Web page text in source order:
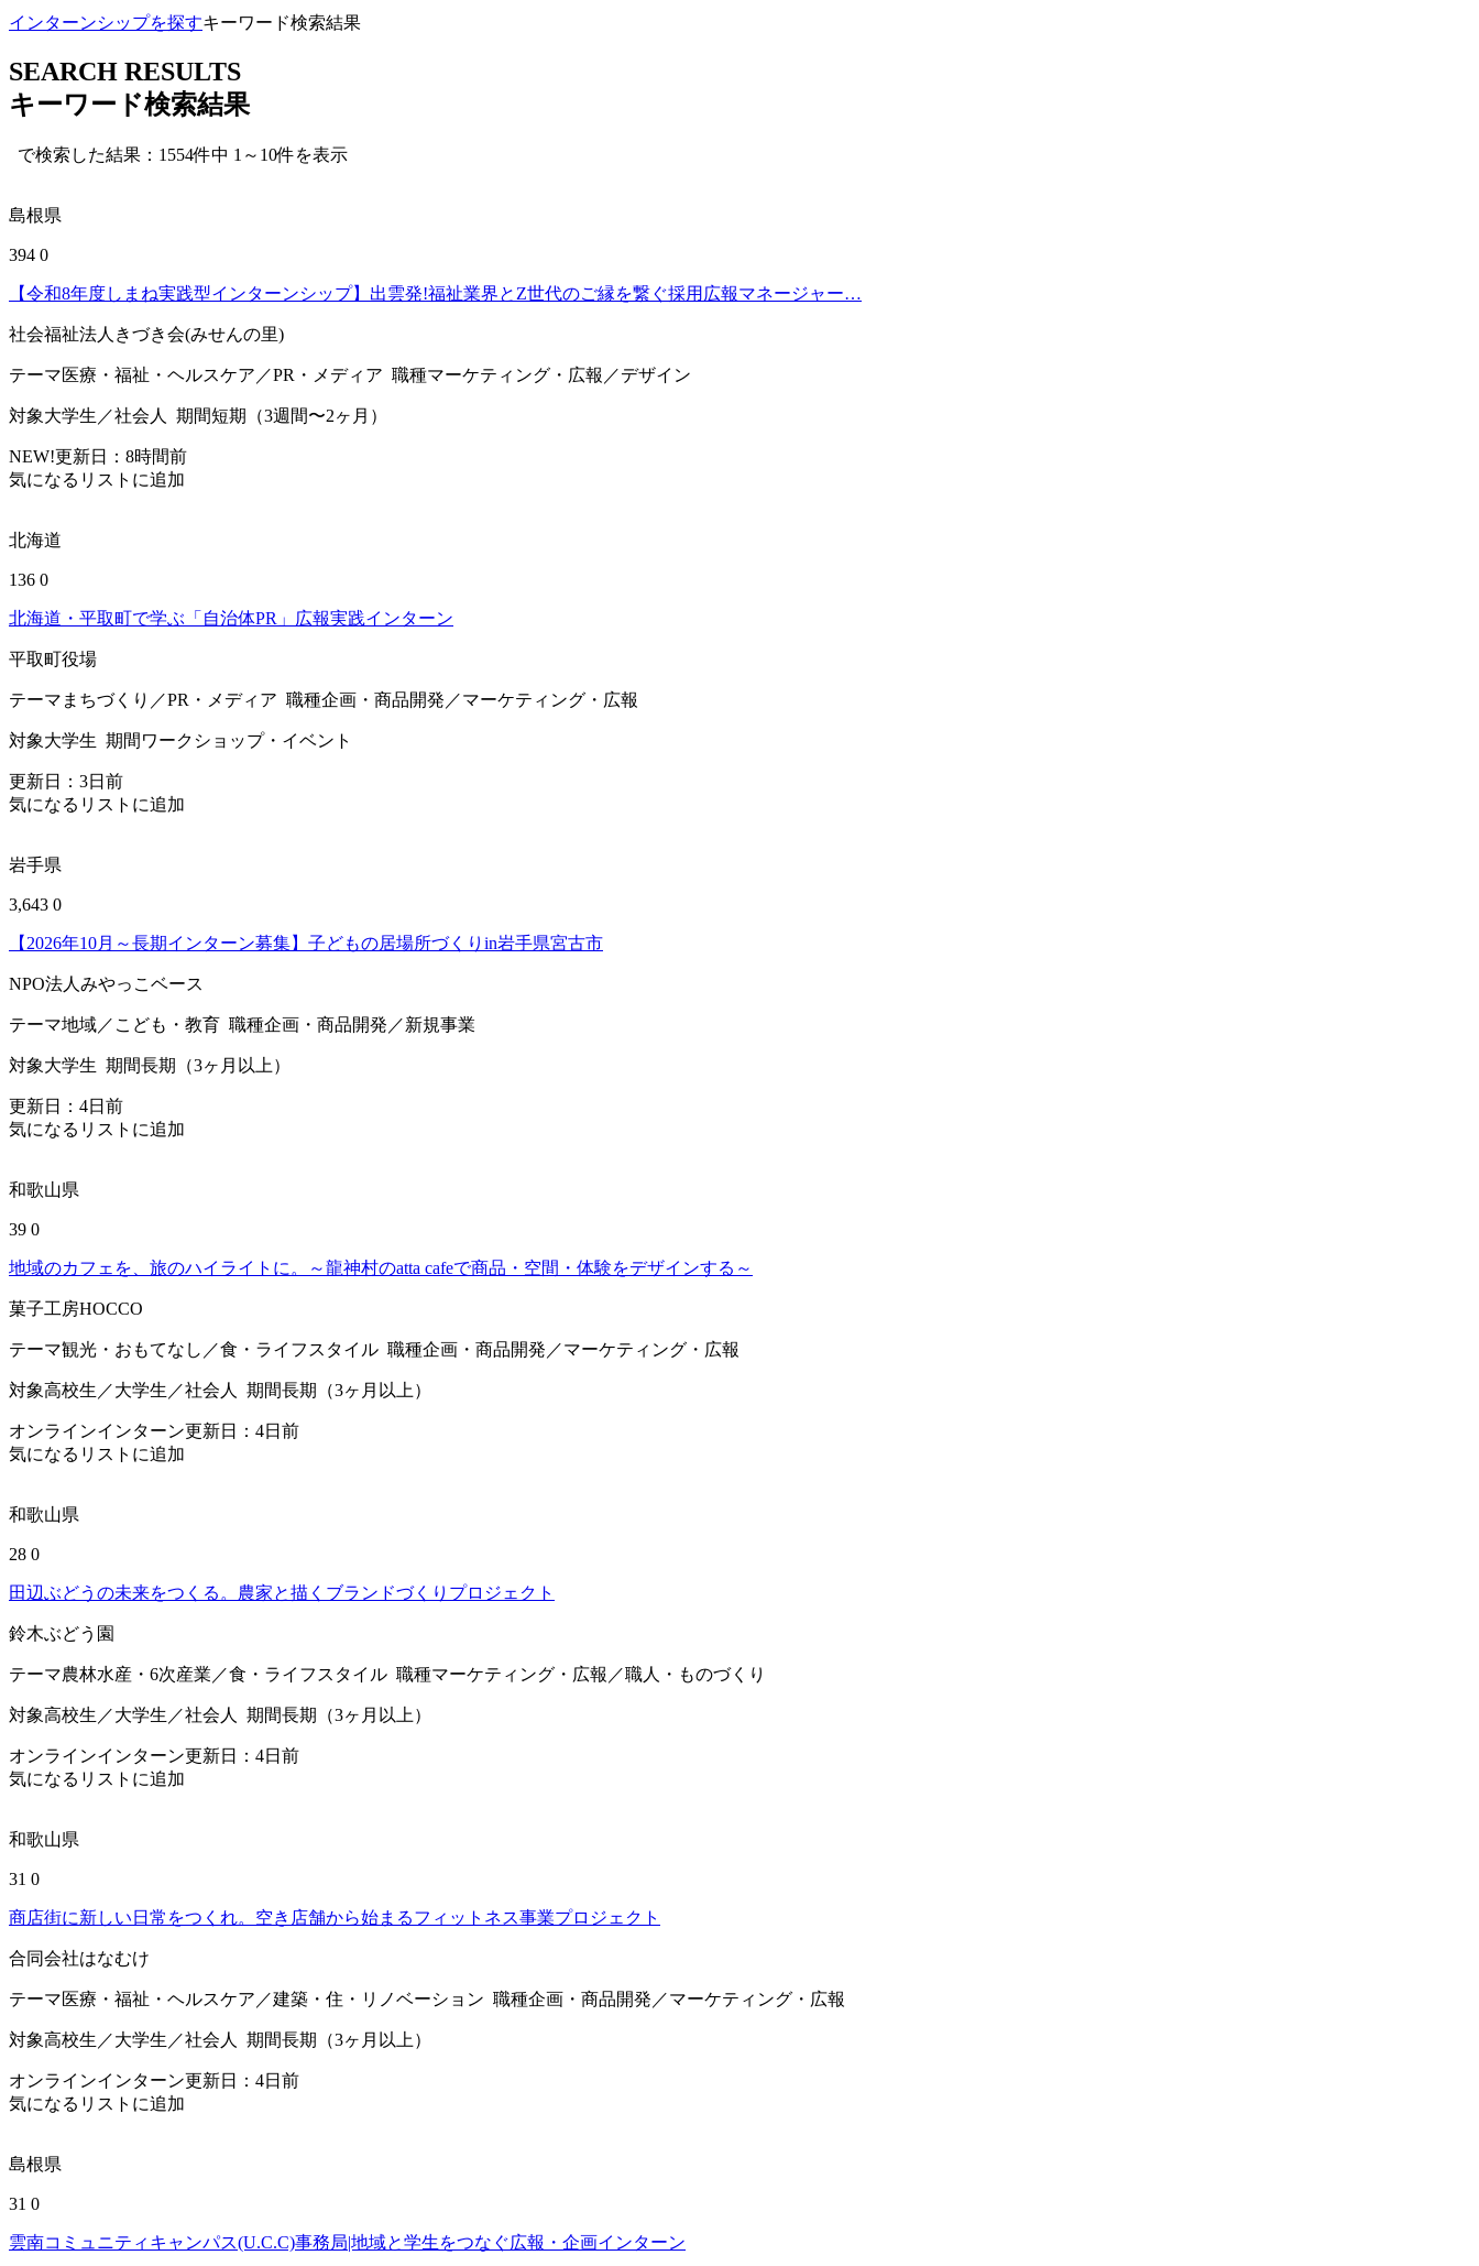
インターンシップを探すキーワード検索結果
SEARCH RESULTS
キーワード検索結果
で検索した結果：1554件中 1～10件を表示
島根県
394 0
【令和8年度しまね実践型インターンシップ】出雲発!福祉業界とZ世代のご縁を繋ぐ採用広報マネージャー…
社会福祉法人きづき会(みせんの里)
テーマ医療・福祉・ヘルスケア／PR・メディア 職種マーケティング・広報／デザイン
対象大学生／社会人 期間短期（3週間〜2ヶ月）
NEW!更新日： 8時間前
気になるリストに追加
北海道
136 0
北海道・平取町で学ぶ「自治体PR」広報実践インターン
平取町役場
テーマ まちづくり／PR・メディア 職種企画・商品開発／マーケティング・広報
対象大学生 期間 ワークショップ・イベント
更新日： 3日前
気になるリストに追加
岩手県
3,643 0
【2026年10月～長期インターン募集】子どもの居場所づくりin岩手県宮古市
NPO法人みやっこベース
テーマ地域／こども・教育 職種企画・商品開発／新規事業
対象大学生 期間長期（3ヶ月以上）
更新日： 4日前
気になるリストに追加
和歌山県
39 0
地域のカフェを、旅のハイライトに。～龍神村のatta cafeで商品・空間・体験をデザインする～
菓子工房HOCCO
テーマ観光・おもてなし／食・ライフスタイル 職種企画・商品開発／マーケティング・広報
対象高校生／大学生／社会人 期間長期（3ヶ月以上）
オンラインインターン更新日： 4日前
気になるリストに追加
和歌山県
28 0
田辺ぶどうの未来をつくる。農家と描くブランドづくりプロジェクト
鈴木ぶどう園
テーマ農林水産・6次産業／食・ライフスタイル 職種マーケティング・広報／職人・ものづくり
対象高校生／大学生／社会人 期間長期（3ヶ月以上）
オンラインインターン更新日： 4日前
気になるリストに追加
和歌山県
31 0
商店街に新しい日常をつくれ。空き店舗から始まるフィットネス事業プロジェクト
合同会社はなむけ
テーマ医療・福祉・ヘルスケア／建築・住・リノベーション 職種企画・商品開発／マーケティング・広報
対象高校生／大学生／社会人 期間長期（3ヶ月以上）
オンラインインターン更新日： 4日前
気になるリストに追加
島根県
31 0
雲南コミュニティキャンパス(U.C.C)事務局|地域と学生をつなぐ広報・企画インターン